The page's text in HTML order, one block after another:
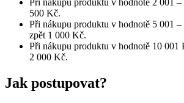
Při nákupu produktu v hodnotě 2 001
500 Kč.
Při nákupu produktu v hodnotě 5 001
zpět 1 000 Kč.
Při nákupu produktu v hodnotě 10 001
2 000 Kč.
Jak postupovat?